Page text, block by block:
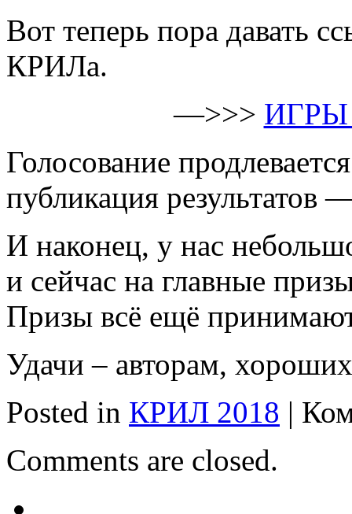
Вот теперь пора давать
КРИЛа.
—>>> ИГРЫ
Голосование
публикация результатов
И наконец, у нас
и сейчас на главные
Призы всё ещё
Удачи – авторам,
Posted in КРИЛ 2018 |
Comments are closed.